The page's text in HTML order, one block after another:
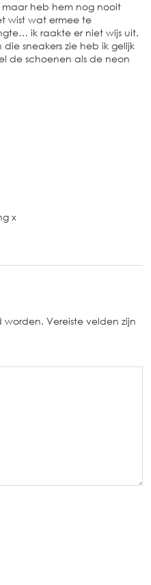
maar heb hem nog nooit
wist wat ermee te
ik raakte er niet wijs uit.
sneakers zie heb ik gelijk
de schoenen als de neon
x
worden. Vereiste velden zijn